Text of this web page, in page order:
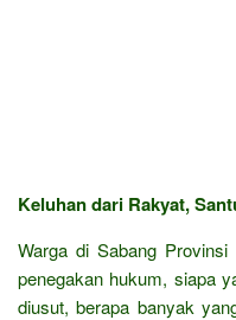
Keluhan dari Rakyat,
Warga di Sabang
penegakan hukum, siapa
diusut, berapa banyak